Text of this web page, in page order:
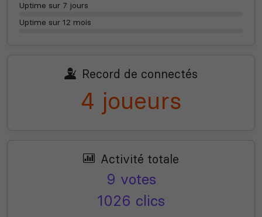
Uptime sur 7 jours
Uptime sur 12 mois
Record de connectés
4 joueurs
Activité totale
9 votes
1026 clics